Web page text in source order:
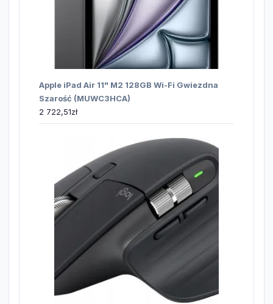
Apple iPad Air 11" M2 128GB Wi-Fi Gwiezdna
Szarość (MUWC3HCA)
2 722,51zł